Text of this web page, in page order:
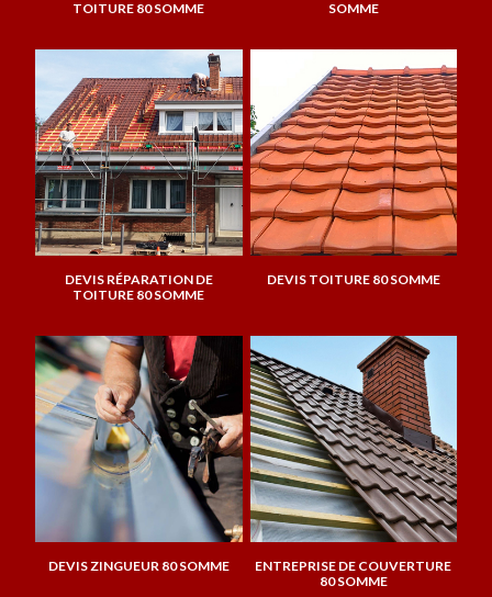
TOITURE 80 SOMME
SOMME
DEVIS RÉPARATION DE
TOITURE 80 SOMME
DEVIS TOITURE 80 SOMME
DEVIS ZINGUEUR 80 SOMME
ENTREPRISE DE COUVERTURE
80 SOMME